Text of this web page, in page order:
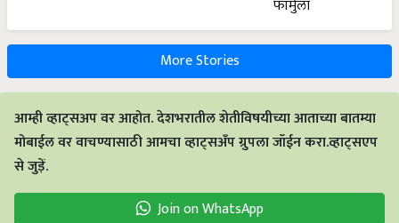
More Stories
आम्ही व्हाट्सअप वर आहोत. देशभरातील शेतीविषयीच्या आताच्या बातम्या
मोबाईल वर वाचण्यासाठी आमचा व्हाट्सअँप ग्रुपला जॉईन करा.व्हाट्सएप
से जुड़ें.
Join on WhatsApp